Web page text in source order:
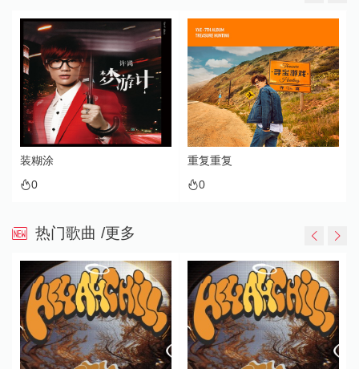
装糊涂
0
重复重复
0
热门歌曲 /更多